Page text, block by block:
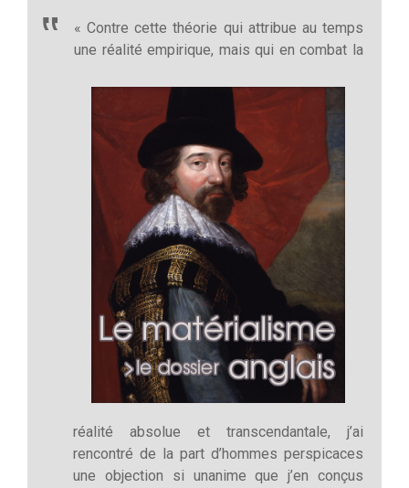
« Contre cette théorie qui attribue au temps
une réalité empirique, mais qui en combat la
réalité absolue et transcendantale, j’ai
rencontré de la part d’hommes perspicaces
une objection si unanime que j’en conçus